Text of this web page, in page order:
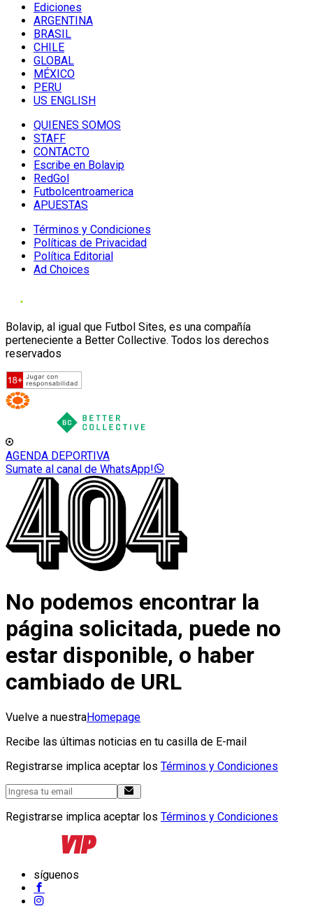
Ediciones
ARGENTINA
BRASIL
CHILE
GLOBAL
MÉXICO
PERU
US ENGLISH
QUIENES SOMOS
STAFF
CONTACTO
Escribe en Bolavip
RedGol
Futbolcentroamerica
APUESTAS
Términos y Condiciones
Políticas de Privacidad
Política Editorial
Ad Choices
Bolavip, al igual que Futbol Sites, es una compañía
perteneciente a Better Collective. Todos los derechos
reservados
AGENDA DEPORTIVA
Sumate al canal de WhatsApp!
No podemos encontrar la
página solicitada, puede no
estar disponible, o haber
cambiado de URL
Vuelve a nuestraHomepage
Recibe las últimas noticias en tu casilla de E-mail
Registrarse implica aceptar los Términos y Condiciones
Registrarse implica aceptar los Términos y Condiciones
síguenos